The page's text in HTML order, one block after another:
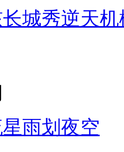
城秀逆天机
雨划夜空